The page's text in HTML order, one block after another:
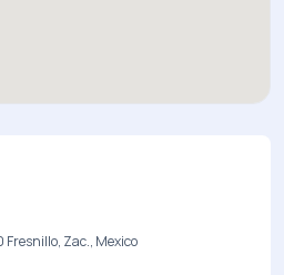
Zac., Mexico